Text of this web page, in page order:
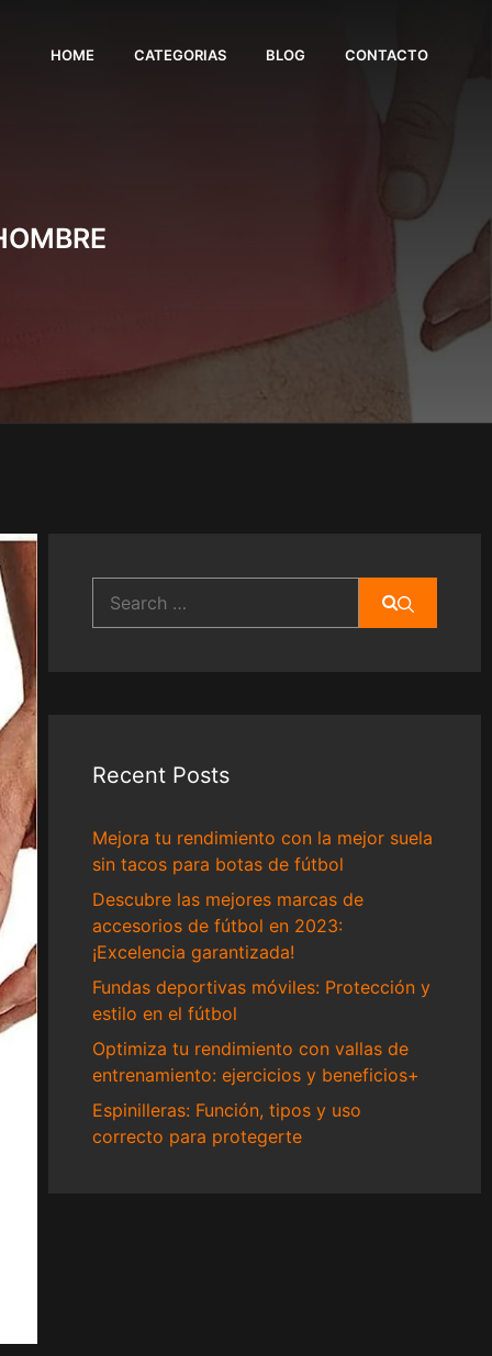
HOME CATEGORIAS BLOG CONTACTO
for:
Recent Posts
Mejora tu rendimiento con la mejor suela
sin tacos para botas de fútbol
Descubre las mejores marcas de
accesorios de fútbol en 2023:
¡Excelencia garantizada!
Fundas deportivas móviles: Protección y
estilo en el fútbol
Optimiza tu rendimiento con vallas de
entrenamiento: ejercicios y beneficios+
Espinilleras: Función, tipos y uso
correcto para protegerte